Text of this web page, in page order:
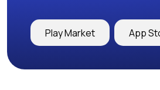
Play Market App